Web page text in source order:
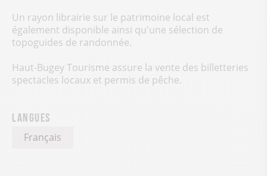
Un rayon librairie sur le patrimoine local est
également disponible ainsi qu'une sélection de
topoguides de randonnée.
Haut-Bugey Tourisme assure la vente des billetteries
spectacles locaux et permis de pêche.
Langues
Français